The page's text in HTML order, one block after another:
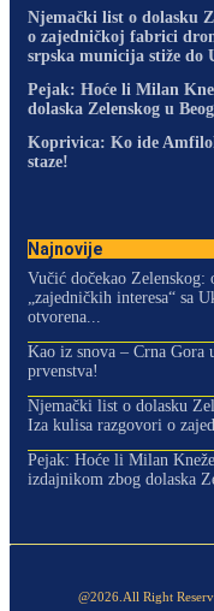
Njemački list o dolasku
o zajedničkoj fabrici
srpska municija stiže do
Pejak: Hoće li Milan
dolaska Zelenskog u
Koprivica: Ko ide
staze!
Najnovije
Vučić dočekao Zelenskog:
„zajedničkih interesa“ sa
otvorena...
Kao iz snova – Crna Gora
prvenstva!
Njemački list o dolasku
Iza kulisa razgovori o
Pejak: Hoće li Milan
izdajnikom zbog dolaska
@2026.All Right